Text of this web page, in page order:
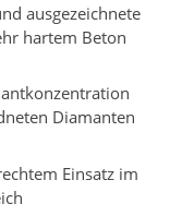
ausgezeichnete
hartem Beton
Diamanten
Einsatz im